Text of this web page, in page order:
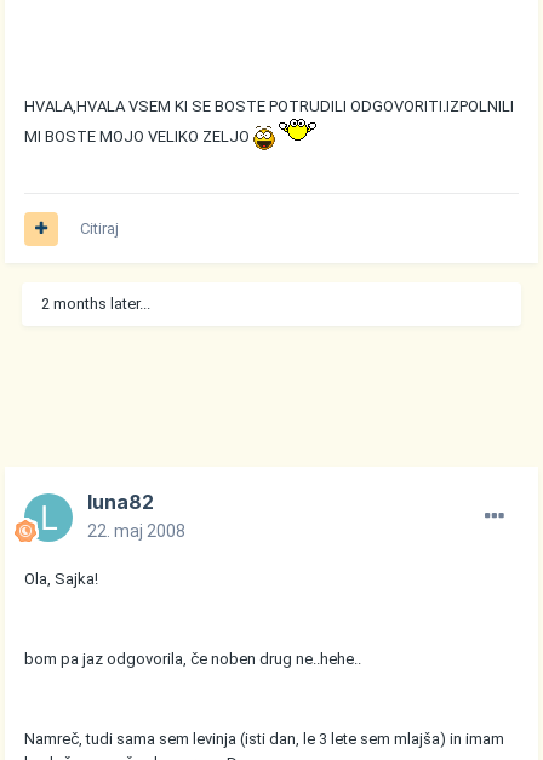
HVALA,HVALA VSEM KI SE BOSTE POTRUDILI ODGOVORITI.IZPOLNILI
MI BOSTE MOJO VELIKO ZELJO
Citiraj
2 months later...
luna82
22. maj 2008
Ola, Sajka!
bom pa jaz odgovorila, če noben drug ne..hehe..
Namreč, tudi sama sem levinja (isti dan, le 3 lete sem mlajša) in imam